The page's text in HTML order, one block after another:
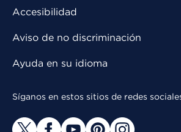
Accesibilidad
Aviso de no discriminación
Ayuda en su idioma
Síganos en estos sitios de redes